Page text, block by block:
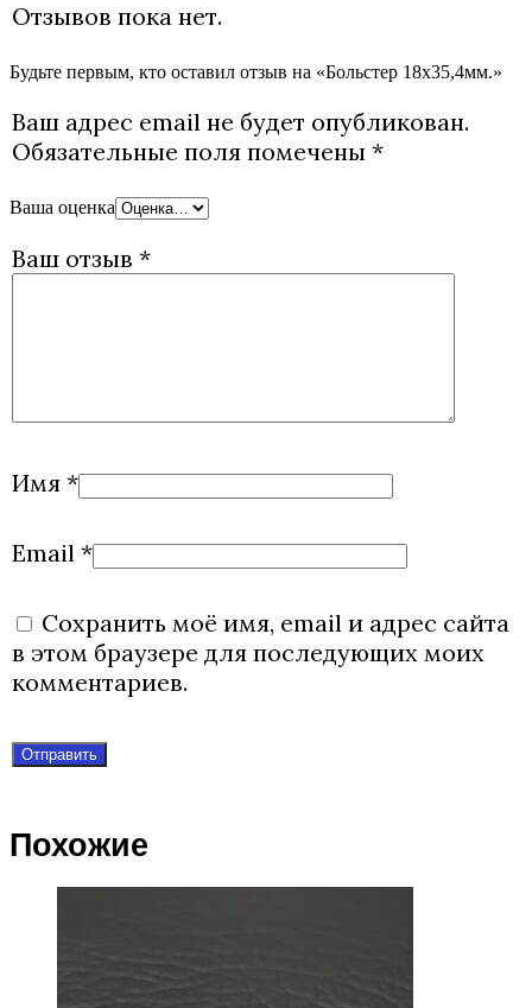
Отзывов пока нет.
Будьте первым, кто оставил отзыв на «Больстер 18х35,4мм.»
Ваш адрес email не будет опубликован.
Обязательные поля помечены *
Ваша оценка
Ваш отзыв *
Имя *
Email *
Сохранить моё имя, email и адрес сайта
в этом браузере для последующих моих
комментариев.
Похожие